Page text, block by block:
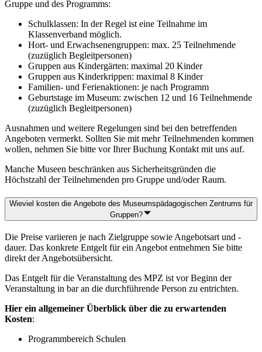
Gruppe und des Programms:
Schulklassen: In der Regel ist eine Teilnahme im
Klassenverband möglich.
Hort- und Erwachsenengruppen: max. 25 Teilnehmende
(zuzüglich Begleitpersonen)
Gruppen aus Kindergärten: maximal 20 Kinder
Gruppen aus Kinderkrippen: maximal 8 Kinder
Familien- und Ferienaktionen: je nach Programm
Geburtstage im Museum: zwischen 12 und 16 Teilnehmende
(zuzüglich Begleitpersonen)
Ausnahmen und weitere Regelungen sind bei den betreffenden
Angeboten vermerkt. Sollten Sie mit mehr Teilnehmenden kommen
wollen, nehmen Sie bitte vor Ihrer Buchung Kontakt mit uns auf.
Manche Museen beschränken aus Sicherheitsgründen die
Höchstzahl der Teilnehmenden pro Gruppe und/oder Raum.
Wieviel kosten die Angebote des Museumspädagogischen Zentrums für
Gruppen?
Die Preise variieren je nach Zielgruppe sowie Angebotsart und -
dauer. Das konkrete Entgelt für ein Angebot entnehmen Sie bitte
direkt der Angebotsübersicht.
Das Entgelt für die Veranstaltung des MPZ ist vor Beginn der
Veranstaltung in bar an die durchführende Person zu entrichten.
Hier ein allgemeiner Überblick über die zu erwartenden
Kosten:
Programmbereich Schulen